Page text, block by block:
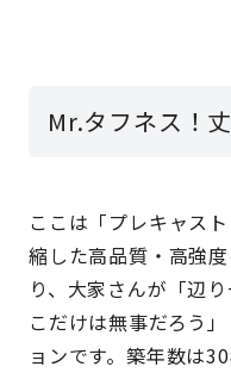
Mr.タフネス！
ここは「プレキャス
縮した高品質・高強
り、大家さんが「辺
こだけは無事だろう
ョンです。築年数は